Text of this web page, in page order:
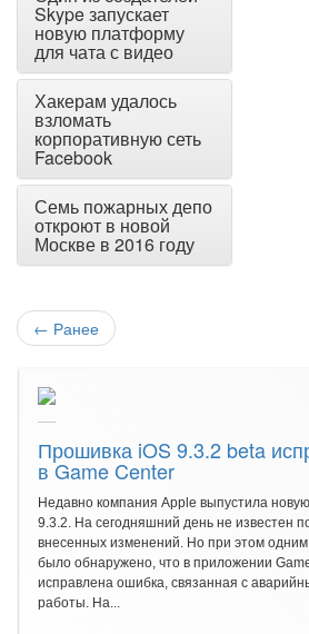
Skype запускает
новую платформу
для чата с видео
Хакерам удалось
взломать
корпоративную сеть
Facebook
Семь пожарных депо
откроют в новой
Москве в 2016 году
← Ранее
Прошивка iOS 9.3.2 beta
в Game Center
Недавно компания Apple выпустила
9.3.2. На сегодняшний день не известен
внесенных изменений. Но при этом одним
было обнаружено, что в приложении
исправлена ошибка, связанная с
работы. На...